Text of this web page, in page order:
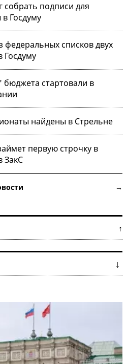
подписи для
Госдуму
списков двух
Госдуму
стартовали в
найдены в Стрельне
первую строчку в
ЗакС
новости →
персон ↑
↓